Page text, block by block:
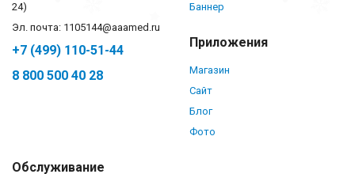
24)
Эл. почта: 1105144@aaamed.ru
+7 (499) 110-51-44
8 800 500 40 28
Баннер
Приложения
Магазин
Сайт
Блог
Фото
Обслуживание